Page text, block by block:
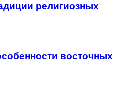
религиозных
восточных